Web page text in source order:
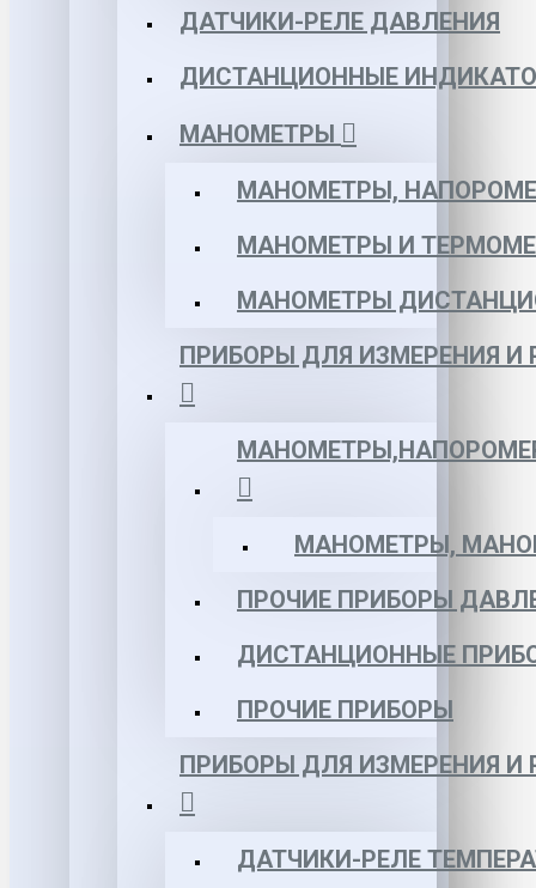
ДАТЧИКИ-РЕЛЕ ДАВЛЕНИЯ
ДИСТАНЦИОННЫЕ
МАНОМЕТРЫ
МАНОМЕТРЫ,
МАНОМЕТРЫ И
МАНОМЕТРЫ
ПРИБОРЫ ДЛЯ ИЗМЕРЕНИЯ И
МАНОМЕТРЫ,
ПРОЧИЕ ПРИБОРЫ
ДИСТАНЦИОННЫЕ
ПРОЧИЕ ПРИБОРЫ
ПРИБОРЫ ДЛЯ ИЗМЕРЕНИЯ И
ДАТЧИКИ-РЕЛЕ